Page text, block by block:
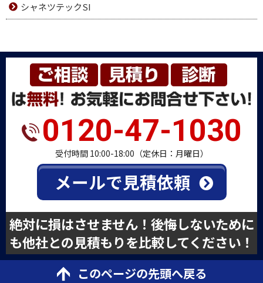
シャネツテックSI
0120-47-1030
受付時間 10:00-18:00（定休日：月曜日）
メールで見積依頼
絶対に損はさせません！後悔しないために
も他社との見積もりを比較してください！
このページの先頭へ戻る